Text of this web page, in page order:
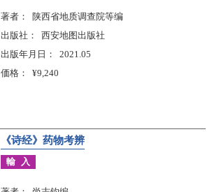
著者
陕西省地质调查院等编
出版社
西安地图出版社
出版年月日
2021.05
価格
¥9,240
《诗经》药物考辨
輸入